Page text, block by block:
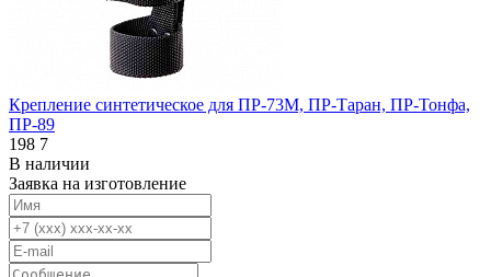
Крепление синтетическое для ПР-73М, ПР-Таран, ПР-Тонфа,
ПР-89
198 7
В наличии
Заявка на изготовление